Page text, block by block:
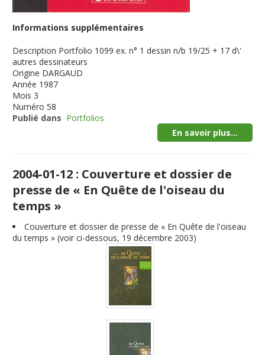
Informations supplémentaires
Description Portfolio 1099 ex. n° 1 dessin n/b 19/25 + 17 d\'
autres dessinateurs
Origine DARGAUD
Année 1987
Mois 3
Numéro 58
Publié dans Portfolios
En savoir plus...
2004-01-12 : Couverture et dossier de
presse de « En Quête de l'oiseau du
temps »
Couverture et dossier de presse de « En Quête de l'oiseau
du temps » (voir ci-dessous, 19 décembre 2003)